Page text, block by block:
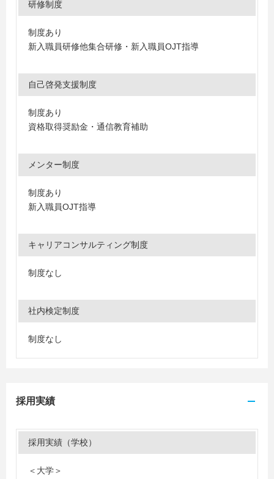
研修制度
制度あり
新入職員研修他集合研修・新入職員OJT指導
自己啓発支援制度
制度あり
資格取得奨励金・通信教育補助
メンター制度
制度あり
新入職員OJT指導
キャリアコンサルティング制度
制度なし
社内検定制度
制度なし
採用実績
採用実績（学校）
＜大学＞